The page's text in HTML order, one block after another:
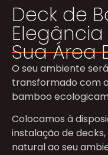
Deck de
Sua Área
O seu ambiente
transformado com
bamboo
Colocamos à
instalação de
natural ao seu